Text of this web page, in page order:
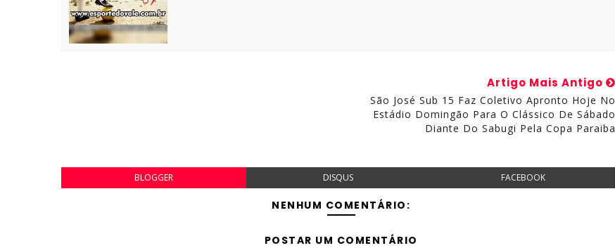
Artigo Mais Antigo
São José Sub 15 Faz Coletivo Apronto Hoje No
Estádio Domingão Para O Clássico De Sábado
Diante Do Sabugi Pela Copa Paraiba
BLOGGER DISQUS FACEBOOK
NENHUM COMENTÁRIO:
POSTAR UM COMENTÁRIO